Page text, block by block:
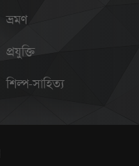
ভ্রমণ
প্রযুক্তি
শিল্প-সাহিত্য